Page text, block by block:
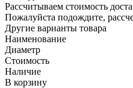
Рассчитываем стоимость
Пожалуйста подождите,
Другие варианты товара
Наименование
Диаметр
Стоимость
Наличие
В корзину